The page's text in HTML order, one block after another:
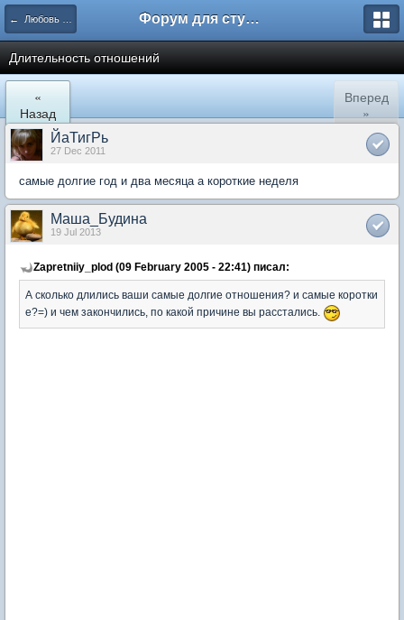
← Любовь и романтические отношения Форум для студента СГА
Длительность отношений
«
Назад
Вперед
»
ЙаТигРь
27 Dec 2011
самые долгие год и два месяца а короткие неделя
Маша_Будина
19 Jul 2013
Zapretniiy_plod (09 February 2005 - 22:41) писал:
А сколько длились ваши самые долгие отношения? и самые коротки
е?=) и чем закончились, по какой причине вы расстались.